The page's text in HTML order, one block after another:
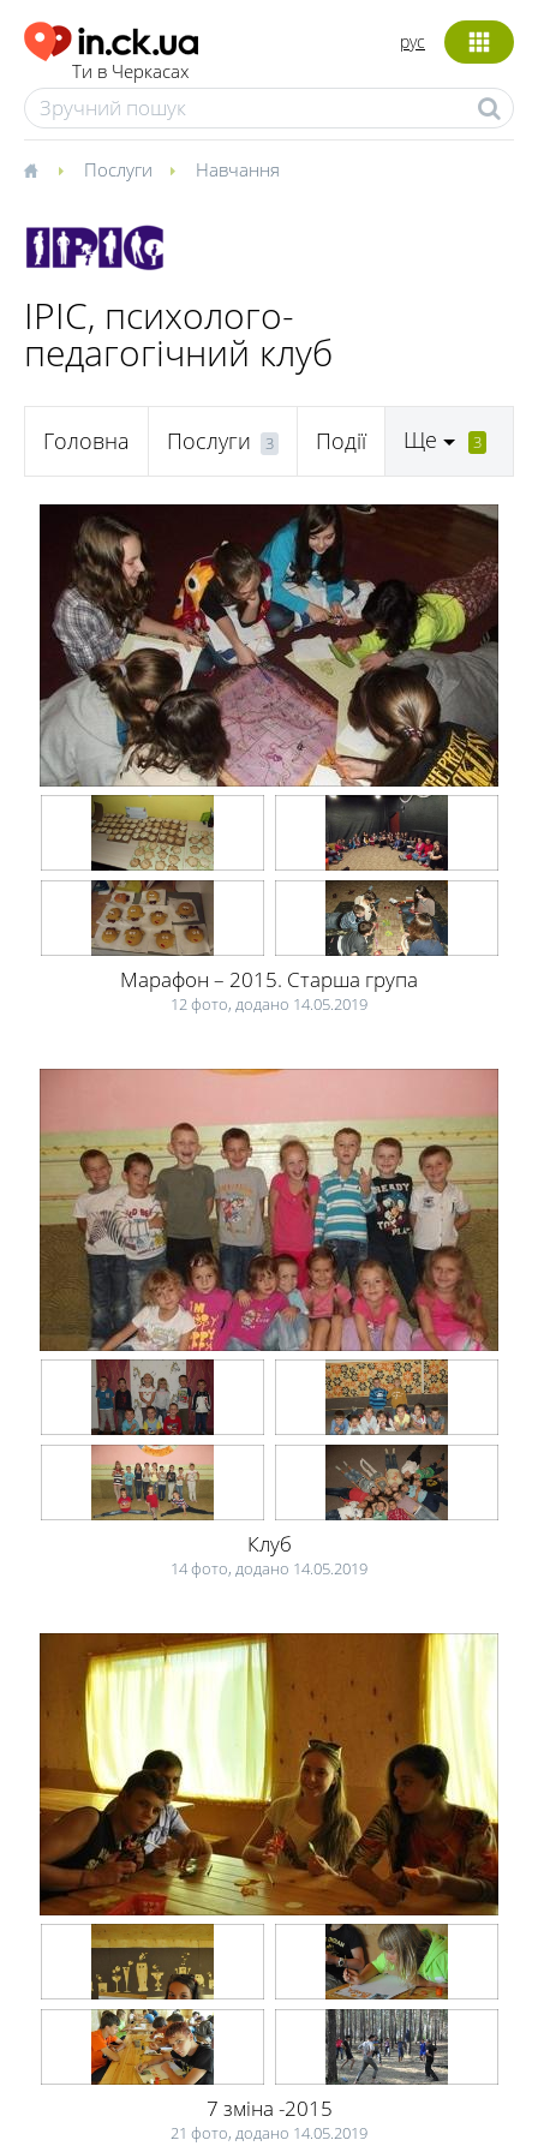
Ти в Черкасах
рус
Послуги Навчання
ІРІС, психолого-
педагогічний клуб
Головна Послуги 3 Події Ще 3
Марафон – 2015. Старша група
12 фото, додано 14.05.2019
Клуб
14 фото, додано 14.05.2019
7 зміна -2015
21 фото, додано 14.05.2019